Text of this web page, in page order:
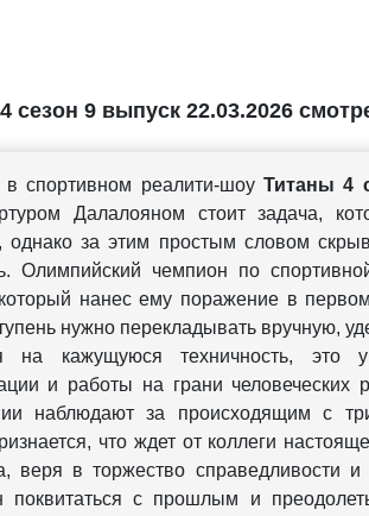
сезон 9 выпуск 22.03.2026
в спортивном реалити-шоуТитаны 4
Далалояном стоит задача,
однако за этим простым словом
Олимпийский чемпион по
нанес ему поражение в
нужно перекладывать вручную,
на кажущуюся техничность, это
и работы на грани человеческих
наблюдают за происходящим с
что ждет от коллеги
веря в торжество справедливости
поквитаться с прошлым и